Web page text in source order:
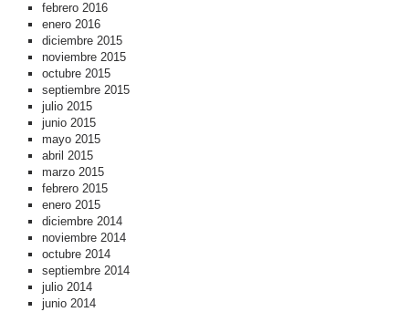
febrero 2016
enero 2016
diciembre 2015
noviembre 2015
octubre 2015
septiembre 2015
julio 2015
junio 2015
mayo 2015
abril 2015
marzo 2015
febrero 2015
enero 2015
diciembre 2014
noviembre 2014
octubre 2014
septiembre 2014
julio 2014
junio 2014